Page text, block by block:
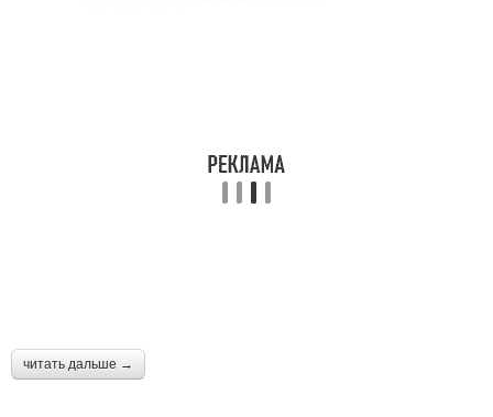
читать дальше →